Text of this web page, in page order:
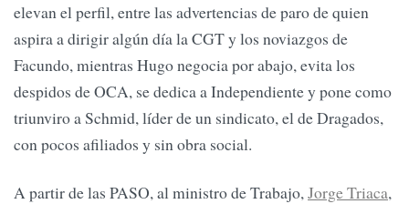
elevan el perfil, entre las advertencias de paro de quien
aspira a dirigir algún día la CGT y los noviazgos de
Facundo, mientras Hugo negocia por abajo, evita los
despidos de OCA, se dedica a Independiente y pone como
triunviro a Schmid, líder de un sindicato, el de Dragados,
con pocos afiliados y sin obra social.
A partir de las PASO, al ministro de Trabajo,Jorge Triaca,